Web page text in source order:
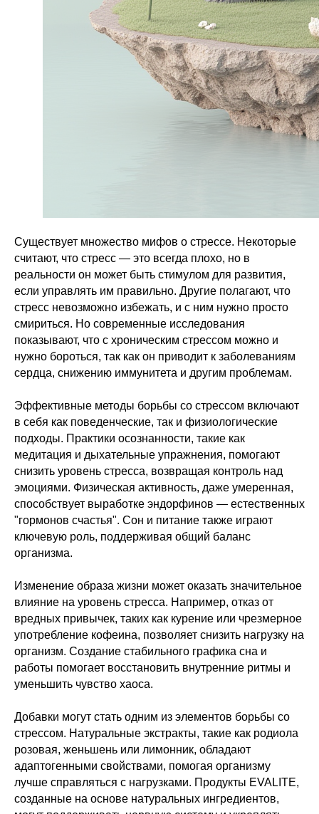
Существует множество мифов о стрессе. Некоторые
считают, что стресс — это всегда плохо, но в
реальности он может быть стимулом для развития,
если управлять им правильно. Другие полагают, что
стресс невозможно избежать, и с ним нужно просто
смириться. Но современные исследования
показывают, что с хроническим стрессом можно и
нужно бороться, так как он приводит к заболеваниям
сердца, снижению иммунитета и другим проблемам.
Эффективные методы борьбы со стрессом включают
в себя как поведенческие, так и физиологические
подходы. Практики осознанности, такие как
медитация и дыхательные упражнения, помогают
снизить уровень стресса, возвращая контроль над
эмоциями. Физическая активность, даже умеренная,
способствует выработке эндорфинов — естественных
"гормонов счастья". Сон и питание также играют
ключевую роль, поддерживая общий баланс
организма.
Изменение образа жизни может оказать значительное
влияние на уровень стресса. Например, отказ от
вредных привычек, таких как курение или чрезмерное
употребление кофеина, позволяет снизить нагрузку на
организм. Создание стабильного графика сна и
работы помогает восстановить внутренние ритмы и
уменьшить чувство хаоса.
Добавки могут стать одним из элементов борьбы со
стрессом. Натуральные экстракты, такие как родиола
розовая, женьшень или лимонник, обладают
адаптогенными свойствами, помогая организму
лучше справляться с нагрузками. Продукты EVALITE,
созданные на основе натуральных ингредиентов,